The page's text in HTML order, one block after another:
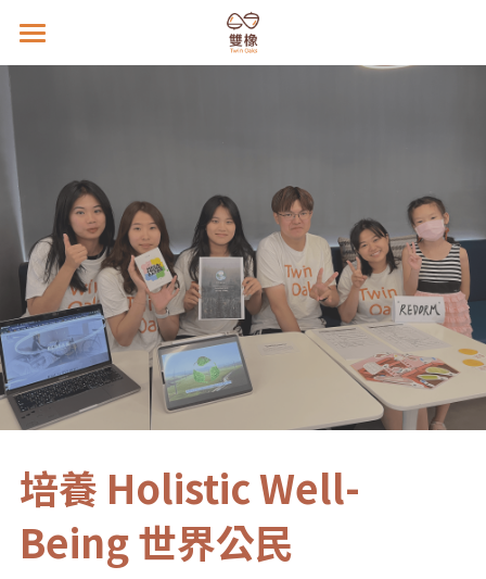
首頁
寒假｜美國｜HTH 計畫
暑假｜芬蘭｜未來社會計畫
暑假｜波士頓｜科技生醫計畫
溝通表達課｜自我介紹
影響力行動
STW 思考挑戰賽
新世代人才教育協會
專欄文章
關於我們
雙橡介紹
創立故事
雙橡哲學
雙橡教法
媒體報導
搜索
聯繫雙橡報名
培養 Holistic Well-
Being 世界公民
商品分類
部落格分類